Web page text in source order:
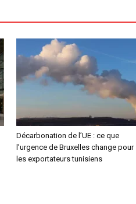
Décarbonation de l’UE : ce que
l’urgence de Bruxelles change pour
les exportateurs tunisiens